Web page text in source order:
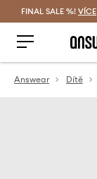
FINAL SALE %! VÍCE
Answear Dítě